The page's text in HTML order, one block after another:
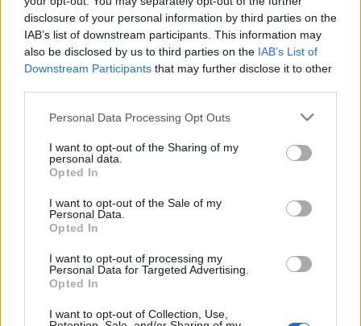
disclosure of your personal information by third parties on the
IAB’s list of downstream participants. This information may
also be disclosed by us to third parties on the IAB’s List of
Downstream Participants that may further disclose it to other
Personal Data Processing Opt Outs
I want to opt-out of the Sharing of my
personal data.
Opted In
I want to opt-out of the Sale of my
Personal Data.
Opted In
I want to opt-out of processing my
Personal Data for Targeted Advertising.
Opted In
I want to opt-out of Collection, Use,
17 Maggio 2022 alle ore 12:55
·Ti stimo·Rispondi
Allora sono tra i pochi che non si dovrebbero
nascondere da nessuno 🎉🎉🤣
17 Maggio 2022 alle ore 12:56
· Ti stimo · Rispondi
Gigiolo:KaliMata perchè voi preferite in hd a 52
17 Maggio 2022 alle ore 13:11
KaliMata :Gigiolo facciamo anche 70 pollici
che è
meglio, vista la media
17 Maggio 2022 alle ore 13:12